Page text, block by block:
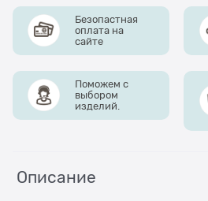
Безопастная
оплата на
сайте
Поможем с
выбором
изделий.
Описание